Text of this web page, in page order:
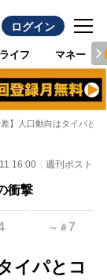
ログイン
ライフ マネー
差】人口動向はタイパと
16:00 週刊ポスト
衝撃
～ ＃7
イパとコ